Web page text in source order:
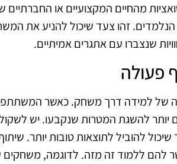
מהחיים המקצועיים או החברתיים
זהו צעד שיכול להניע את
שנצברו עם אתגרים אמיתיים.
פעולה
של למידה דרך משחק. כאשר
יותר להשגת המטרות שנקבעו. יש
להוביל לתוצאות טובות יותר.
להם ללמוד זה מזה. לדוגמה,